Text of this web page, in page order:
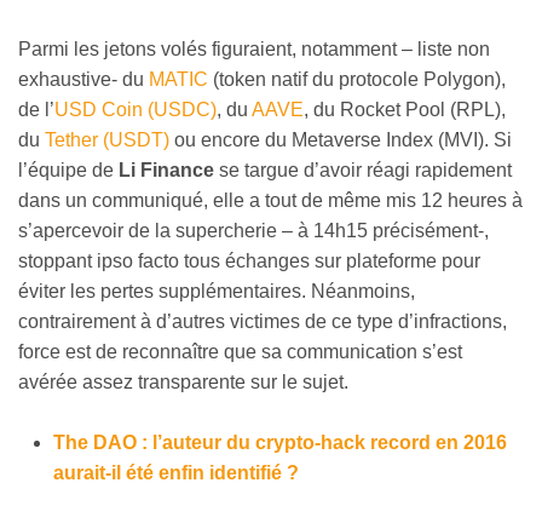
Parmi les jetons volés figuraient, notamment – liste non
exhaustive- du MATIC (token natif du protocole Polygon),
de l’USD Coin (USDC), du AAVE, du Rocket Pool (RPL),
du Tether (USDT) ou encore du Metaverse Index (MVI). Si
l’équipe de Li Finance se targue d’avoir réagi rapidement
dans un communiqué, elle a tout de même mis 12 heures à
s’apercevoir de la supercherie – à 14h15 précisément-,
stoppant ipso facto tous échanges sur plateforme pour
éviter les pertes supplémentaires. Néanmoins,
contrairement à d’autres victimes de ce type d’infractions,
force est de reconnaître que sa communication s’est
avérée assez transparente sur le sujet.
The DAO : l’auteur du crypto-hack record en 2016
aurait-il été enfin identifié ?